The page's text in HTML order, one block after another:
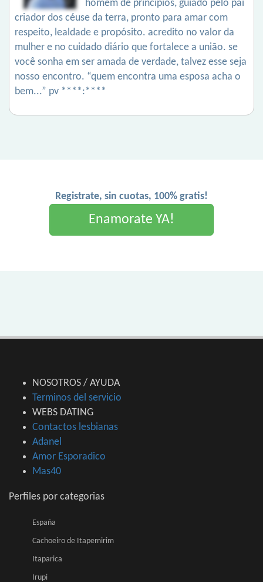
homem de princípios, guiado pelo pai
criador dos céuse da terra, pronto para amar com
respeito, lealdade e propósito. acredito no valor da
mulher e no cuidado diário que fortalece a união. se
você sonha em ser amada de verdade, talvez esse seja
nosso encontro. “quem encontra uma esposa acha o
bem...” pv ****:****
Registrate, sin cuotas, 100% gratis!
Enamorate YA!
NOSOTROS / AYUDA
Terminos del servicio
WEBS DATING
Contactos lesbianas
Adanel
Amor Esporadico
Mas40
Perfiles por categorias
España
Cachoeiro de Itapemirim
Itaparica
Irupi